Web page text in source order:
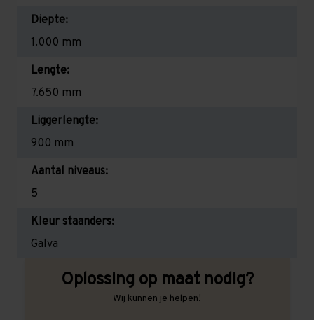
Diepte:
1.000 mm
Lengte:
7.650 mm
Liggerlengte:
900 mm
Aantal niveaus:
5
Kleur staanders:
Galva
Oplossing op maat nodig?
Wij kunnen je helpen!